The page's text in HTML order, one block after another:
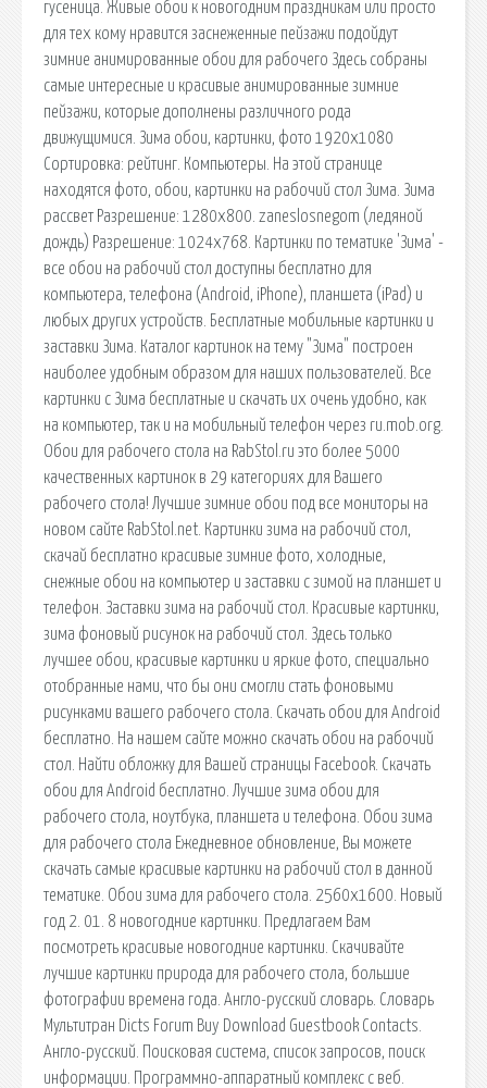
гусеница. Живые обои к новогодним праздникам или просто
для тех кому нравится заснеженные пейзажи подойдут
зимние анимированные обои для рабочего Здесь собраны
самые интересные и красивые анимированные зимние
пейзажи, которые дополнены различного рода
движущимися. Зима обои, картинки, фото 1920x1080
Сортировка: рейтинг. Компьютеры. На этой странице
находятся фото, обои, картинки на рабочий стол Зима. Зима
рассвет Разрешение: 1280x800. zaneslosnegom (ледяной
дождь) Разрешение: 1024x768. Картинки по тематике 'Зима' -
все обои на рабочий стол доступны бесплатно для
компьютера, телефона (Android, iPhone), планшета (iPad) и
любых других устройств. Бесплатные мобильные картинки и
заставки Зима. Каталог картинок на тему "Зима" построен
наиболее удобным образом для наших пользователей. Все
картинки с Зима бесплатные и скачать их очень удобно, как
на компьютер, так и на мобильный телефон через ru.mob.org.
Обои для рабочего стола на RabStol.ru это более 5000
качественных картинок в 29 категориях для Вашего
рабочего стола! Лучшие зимние обои под все мониторы на
новом сайте RabStol.net. Картинки зима на рабочий стол,
скачай бесплатно красивые зимние фото, холодные,
снежные обои на компьютер и заставки с зимой на планшет и
телефон. Заставки зима на рабочий стол. Красивые картинки,
зима фоновый рисунок на рабочий стол. Здесь только
лучшее обои, красивые картинки и яркие фото, специально
отобранные нами, что бы они смогли стать фоновыми
рисунками вашего рабочего стола. Скачать обои для Android
бесплатно. На нашем сайте можно скачать обои на рабочий
стол. Найти обложку для Вашей страницы Facebook. Скачать
обои для Android бесплатно. Лучшие зима обои для
рабочего стола, ноутбука, планшета и телефона. Обои зима
для рабочего стола Ежедневное обновление, Вы можете
скачать самые красивые картинки на рабочий стол в данной
тематике. Обои зима для рабочего стола. 2560x1600. Новый
год 2. 01. 8 новогодние картинки. Предлагаем Вам
посмотреть красивые новогодние картинки. Скачивайте
лучшие картинки природа для рабочего стола, большие
фотографии времена года. Англо-русский словарь. Словарь
Мультитран Dicts Forum Buy Download Guestbook Contacts.
Англо-русский. Поисковая сиcтема, список запросов, поиск
информации. Программно-аппаратный комплекс с веб.